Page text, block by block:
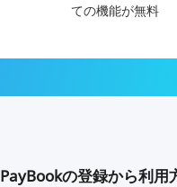
ての機能が無料
PayBookの登録から利用